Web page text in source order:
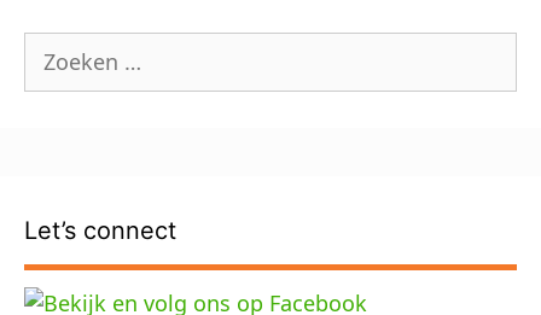
Zoek
naar:
Let’s connect